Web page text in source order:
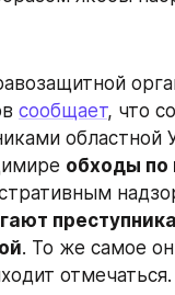
сообщает, что
областной
обходы по
. То же самое
отмечаться.